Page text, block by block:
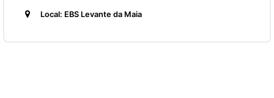
Local: EBS Levante da Maia